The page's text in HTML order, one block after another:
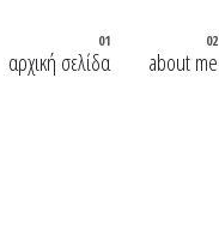
αρχική σελίδα about me